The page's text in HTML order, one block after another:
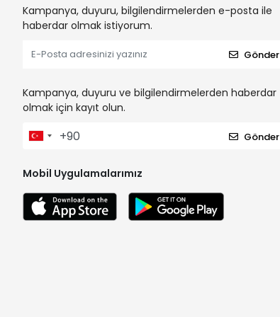
Kampanya, duyuru, bilgilendirmelerden e-posta ile
haberdar olmak istiyorum.
Gönder
Kampanya, duyuru ve bilgilendirmelerden haberdar
olmak için kayıt olun.
Gönder
Mobil Uygulamalarımız